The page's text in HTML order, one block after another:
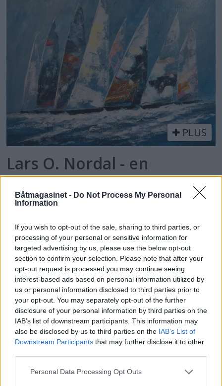
Båtmagasinet - Do Not Process My Personal
Information
If you wish to opt-out of the sale, sharing to third parties, or
processing of your personal or sensitive information for
targeted advertising by us, please use the below opt-out
section to confirm your selection. Please note that after your
opt-out request is processed you may continue seeing
interest-based ads based on personal information utilized by
us or personal information disclosed to third parties prior to
your opt-out. You may separately opt-out of the further
disclosure of your personal information by third parties on the
IAB’s list of downstream participants. This information may
also be disclosed by us to third parties on the IAB’s List of
Downstream Participants that may further disclose it to other
Personal Data Processing Opt Outs
PLUS
Lars O. Nordal - en
moderne marinemaler
– Båter og Risør hører sammen, sier Lars O.
ta NTH, men det var male han ville.